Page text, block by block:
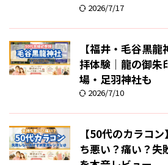
2026/7/17
【福井・毛谷黒
拝体験｜龍の御朱
場・足羽神社も
2026/7/10
【50代のカラコ
ち悪い？痛い？失